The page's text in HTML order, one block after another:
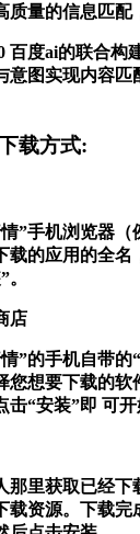
量的信息匹配
百度ai的联合构
意图实现内容匹
载方式:
”手机浏览器（
载的应用的全名
店
”的手机自带的
您想要下载的
“安装”即 可开
那里获取已经下
载资源。下载完